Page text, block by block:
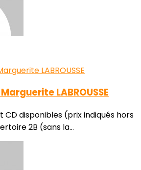
LABROUSSE
CD disponibles (prix indiqués hors
2B (sans la...